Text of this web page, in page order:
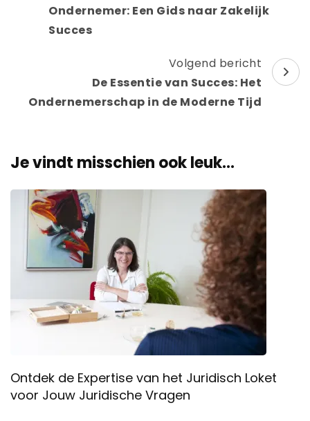
Ondernemer: Een Gids naar Zakelijk
Succes
Volgend bericht
De Essentie van Succes: Het
Ondernemerschap in de Moderne Tijd
Je vindt misschien ook leuk...
Ontdek de Expertise van het Juridisch Loket
voor Jouw Juridische Vragen